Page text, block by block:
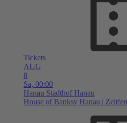
Tickets
AUG
8
Sa, 00:00
Hanau Stadthof Hanau
House of Banksy Hanau |